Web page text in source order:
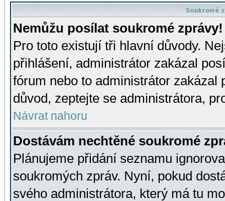
Soukromé
Nemůžu posílat soukromé zprávy!
Pro toto existují tři hlavní důvody.
přihlášení, administrátor zakázal
fórum nebo to administrátor zakázal
důvod, zeptejte se administrátora,
Návrat nahoru
Dostávám nechtěné soukromé
Plánujeme přidání seznamu
soukromých zpráv. Nyní, pokud
svého administrátora, který má tu